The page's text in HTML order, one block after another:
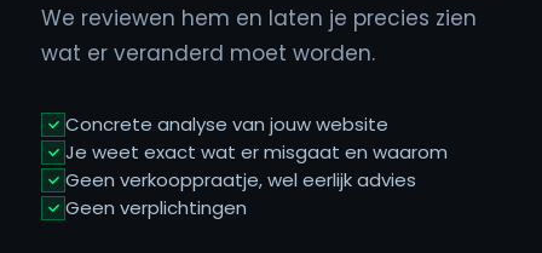
We reviewen hem en laten je precies zien
wat er veranderd moet worden.
Concrete analyse van jouw website
Je weet exact wat er misgaat en waarom
Geen verkooppraatje, wel eerlijk advies
Geen verplichtingen